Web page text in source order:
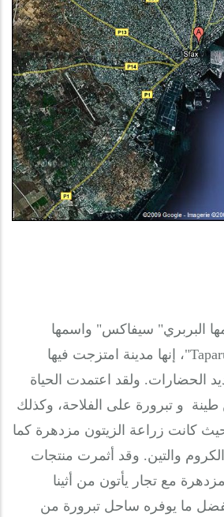
البربري" سيفاكس" واسمها
الروماني تبرورة "Taparura"، إنها مدينة امتزجت فيها
الحضارات. ولقد اعتمدت الحياة
طينة و تبرورة على الفلاحة، وكذلك
كانت زراعة الزيتون مزدهرة كما
والتين. وقد أثمرت منتجات
مع تجار يأتون من أثينا
ما يوفره ساحل تبرورة من